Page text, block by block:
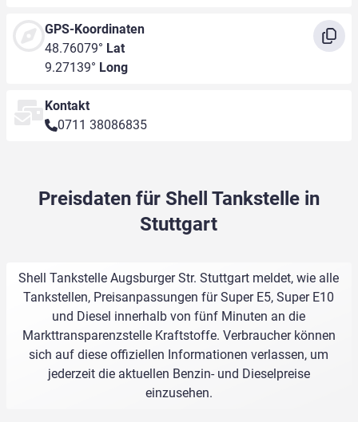
GPS-Koordinaten
48.76079° Lat
9.27139° Long
Kontakt
0711 38086835
Preisdaten für Shell Tankstelle in
Stuttgart
Shell Tankstelle Augsburger Str. Stuttgart meldet, wie alle
Tankstellen, Preisanpassungen für Super E5, Super E10
und Diesel innerhalb von fünf Minuten an die
Markttransparenzstelle Kraftstoffe. Verbraucher können
sich auf diese offiziellen Informationen verlassen, um
jederzeit die aktuellen Benzin- und Dieselpreise
einzusehen.